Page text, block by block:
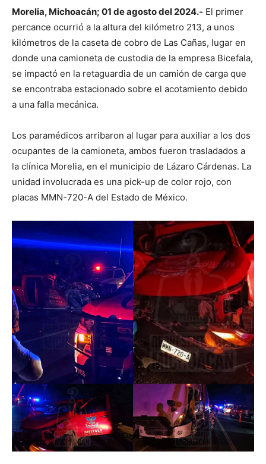
Morelia, Michoacán; 01 de agosto del 2024.- El primer
percance ocurrió a la altura del kilómetro 213, a unos
kilómetros de la caseta de cobro de Las Cañas, lugar en
donde una camioneta de custodia de la empresa Bicefala,
se impactó en la retaguardia de un camión de carga que
se encontraba estacionado sobre el acotamiento debido
a una falla mecánica.
Los paramédicos arribaron al lugar para auxiliar a los dos
ocupantes de la camioneta, ambos fueron trasladados a
la clínica Morelia, en el municipio de Lázaro Cárdenas. La
unidad involucrada es una pick-up de color rojo, con
placas MMN-720-A del Estado de México.